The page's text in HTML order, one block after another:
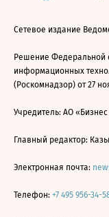
Сетевое издание
Решение Федеральной
информационных
(Роскомнадзор) от 27
Учредитель: АО
Главный редактор:
Электронная почта:
Телефон: +7 495 956-34-